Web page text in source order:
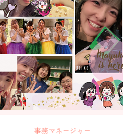
事務マネージャー